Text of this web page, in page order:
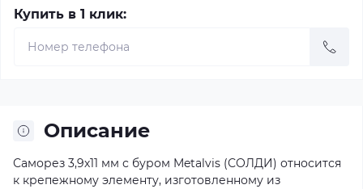
Купить в 1 клик:
Описание
Саморез 3,9х11 мм с буром Metalvis (СОЛДИ) относится
к крепежному элементу, изготовленному из